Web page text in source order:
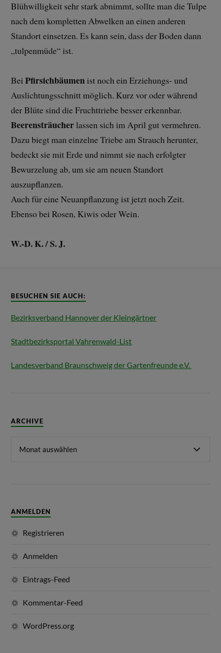
Blühwilligkeit sehr stark abnimmt, sollte man die Tulpe
nach dem kompletten Abwelken an einen anderen
Standort einsetzen. Es kann sein, dass der Boden dann
„tulpenmüde“ ist.
BeiPfirsichbäumenist noch ein Erziehungs- und
Auslichtungsschnitt möglich. Kurz vor oder während
der Blüte sind die Fruchttriebe besser erkennbar.
Beerensträucherlassen sich im April gut vermehren.
Dazu biegt man einzelne Triebe am Strauch herunter,
bedeckt sie mit Erde und nimmt sie nach erfolgter
Bewurzelung ab, um sie am neuen Standort
auszupflanzen.
Auch für eine Neuanpflanzung ist jetzt noch Zeit.
Ebenso bei Rosen, Kiwis oder Wein.
W.-D. K./ S. J.
BESUCHEN SIE AUCH:
Bezirksverband Hannover der Kleingärtner
Stadtbezirksportal Vahrenwald-List
Landesverband Braunschweig der Gartenfreunde e.V.
ARCHIVE
ANMELDEN
Registrieren
Anmelden
Eintrags-Feed
Kommentar-Feed
WordPress.org